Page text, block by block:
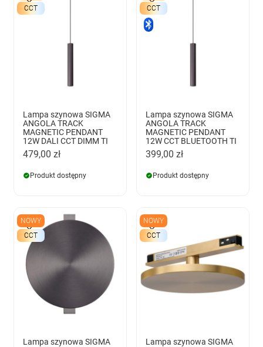
CCT
Lampa szynowa SIGMA
ANGOLA TRACK
MAGNETIC PENDANT
12W DALI CCT DIMM TI
479,00 zł
Produkt dostępny
CCT
Lampa szynowa SIGMA
ANGOLA TRACK
MAGNETIC PENDANT
12W CCT BLUETOOTH TI
399,00 zł
Produkt dostępny
NOWY
CCT
Lampa szynowa SIGMA
NOWY
CCT
Lampa szynowa SIGMA